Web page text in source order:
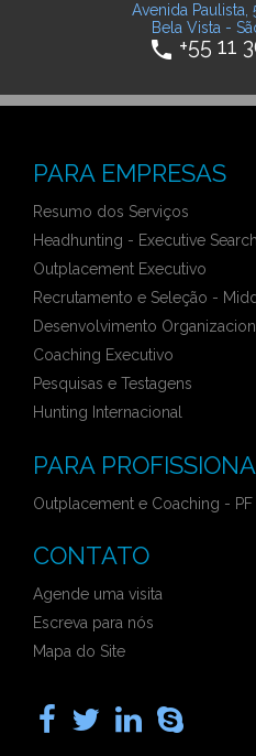
Avenida Paulista,
Bela Vista -
phone +55 11
PARA EMPRESAS
Resumo dos Serviços
Headhunting - Executive Search
Outplacement Executivo
Recrutamento e Seleção -
Desenvolvimento
Coaching Executivo
Pesquisas e Testagens
Hunting Internacional
PARA
Outplacement e Coaching - PF
CONTATO
Agende uma visita
Escreva para nós
Mapa do Site